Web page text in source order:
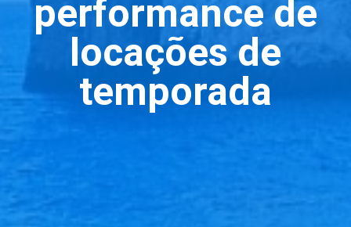
performance de
locações de
temporada